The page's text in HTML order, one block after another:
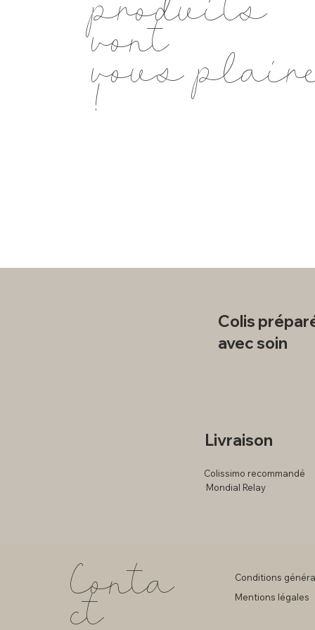
vont
vous
!
Colis
avec soin
Livraison
Colissimo recommandé
Mondial Relay
Conta
ct
Conditions
Mentions légales